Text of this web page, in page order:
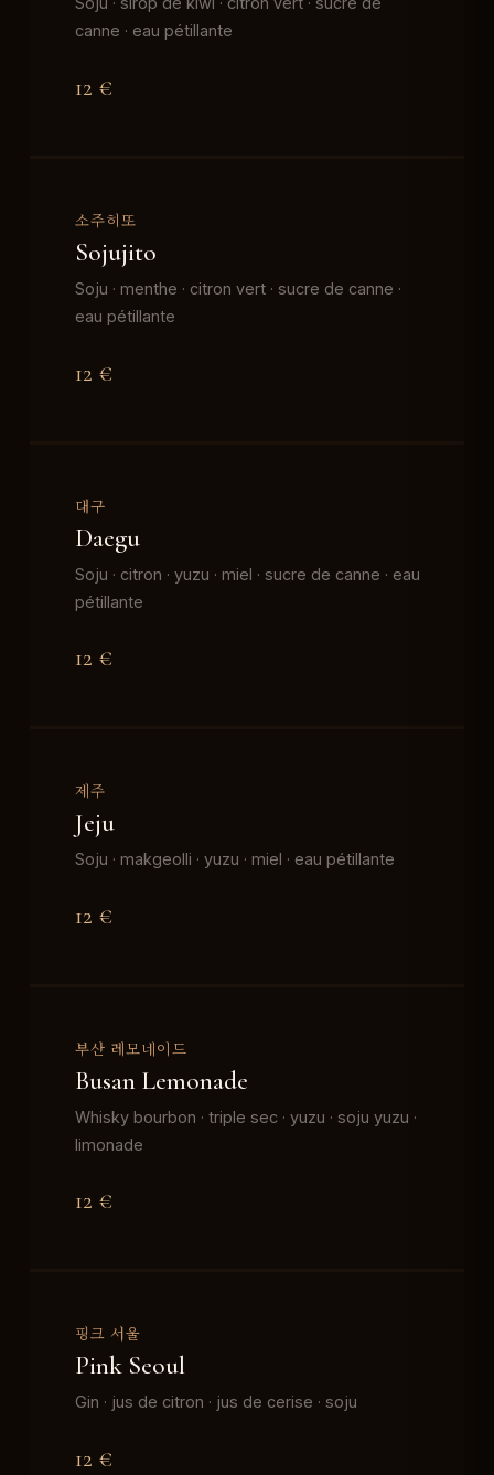
canne · eau pétillante
12 €
소주히또
Sojujito
Soju · menthe · citron vert · sucre de canne ·
eau pétillante
12 €
대구
Daegu
Soju · citron · yuzu · miel · sucre de canne · eau
pétillante
12 €
제주
Jeju
Soju · makgeolli · yuzu · miel · eau pétillante
12 €
부산 레모네이드
Busan Lemonade
Whisky bourbon · triple sec · yuzu · soju yuzu ·
limonade
12 €
핑크 서울
Pink Seoul
Gin · jus de citron · jus de cerise · soju
12 €